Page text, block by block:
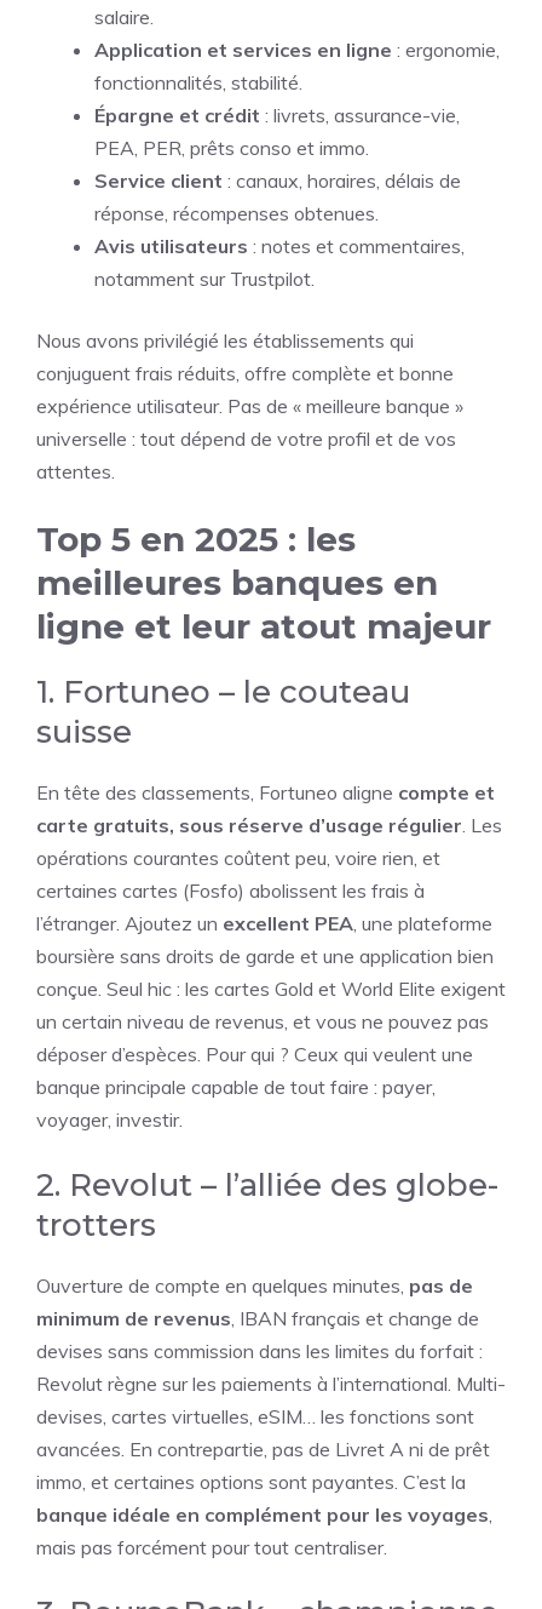
salaire.
Application et services en ligne : ergonomie,
fonctionnalités, stabilité.
Épargne et crédit : livrets, assurance-vie,
PEA, PER, prêts conso et immo.
Service client : canaux, horaires, délais de
réponse, récompenses obtenues.
Avis utilisateurs : notes et commentaires,
notamment sur Trustpilot.
Nous avons privilégié les établissements qui
conjuguent frais réduits, offre complète et bonne
expérience utilisateur. Pas de « meilleure banque »
universelle : tout dépend de votre profil et de vos
attentes.
Top 5 en 2025 : les
meilleures banques en
ligne et leur atout majeur
1. Fortuneo – le couteau
suisse
En tête des classements, Fortuneo aligne compte et
carte gratuits, sous réserve d’usage régulier. Les
opérations courantes coûtent peu, voire rien, et
certaines cartes (Fosfo) abolissent les frais à
l’étranger. Ajoutez un excellent PEA, une plateforme
boursière sans droits de garde et une application bien
conçue. Seul hic : les cartes Gold et World Elite exigent
un certain niveau de revenus, et vous ne pouvez pas
déposer d’espèces. Pour qui ? Ceux qui veulent une
banque principale capable de tout faire : payer,
voyager, investir.
2. Revolut – l’alliée des globe-
trotters
Ouverture de compte en quelques minutes, pas de
minimum de revenus, IBAN français et change de
devises sans commission dans les limites du forfait :
Revolut règne sur les paiements à l’international. Multi-
devises, cartes virtuelles, eSIM… les fonctions sont
avancées. En contrepartie, pas de Livret A ni de prêt
immo, et certaines options sont payantes. C’est la
banque idéale en complément pour les voyages,
mais pas forcément pour tout centraliser.